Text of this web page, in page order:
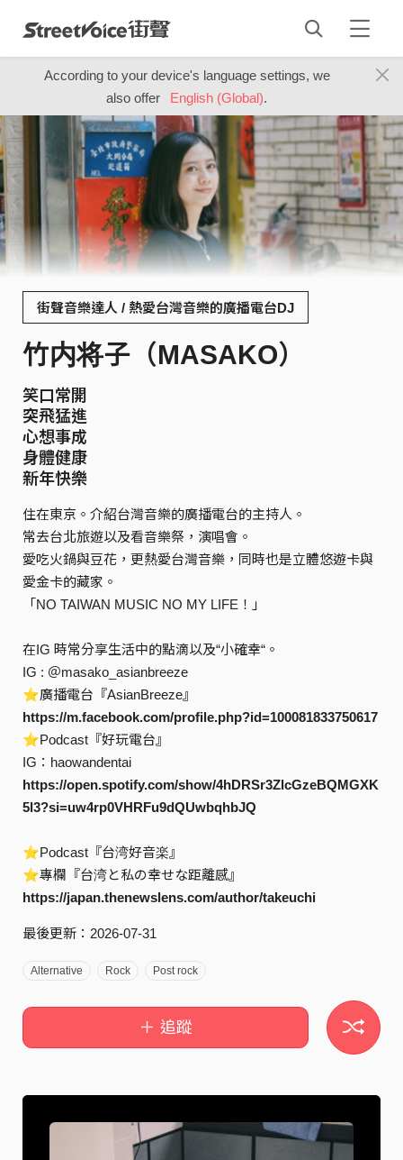
According to your device's language settings, we
also offer
English (Global).
街聲音樂達人 / 熱愛台灣音樂的廣播電台DJ
竹内将子（MASAKO）
笑口常開
突飛猛進
心想事成
身體健康
新年快樂
住在東京。介紹台灣音樂的廣播電台的主持人。
常去台北旅遊以及看音樂祭，演唱會。
愛吃火鍋與豆花，更熱愛台灣音樂，同時也是立體悠遊卡與
愛金卡的藏家。
「NO TAIWAN MUSIC NO MY LIFE！」
在IG 時常分享生活中的點滴以及“小確幸“。
IG : ＠masako_asianbreeze
⭐︎廣播電台『AsianBreeze』
https://m.facebook.com/profile.php?id=100081833750617
⭐︎Podcast『好玩電台』
IG：haowandentai
https://open.spotify.com/show/4hDRSr3ZlcGzeBQMGXK
5l3?si=uw4rp0VHRFu9dQUwbqhbJQ
⭐︎Podcast『台湾好音楽』
⭐︎專欄『台湾と私の幸せな距離感』
https://japan.thenewslens.com/author/takeuchi
最後更新：2026-07-31
Alternative Rock Post rock
＋ 追蹤